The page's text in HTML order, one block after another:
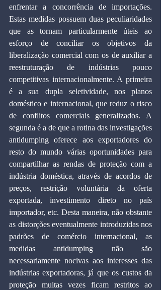
enfrentar a concorrência de importações.
Estas medidas possuem duas peculiaridades
que as tornam particularmente úteis ao
esforço de conciliar os objetivos da
liberalização comercial com os de auxiliar a
reestruturação de indústrias pouco
competitivas internacionalmente. A primeira
é a sua dupla seletividade, nos planos
doméstico e internacional, que reduz o risco
de conflitos comerciais generalizados. A
segunda é a de que a rotina das investigações
antidumping oferece aos exportadores do
resto do mundo várias oportunidades para
compartilhar as rendas de proteção com a
indústria doméstica, através de acordos de
preços, restrição voluntária da oferta
exportada, investimento direto no país
importador, etc. Desta maneira, não obstante
as distorções eventualmente introduzidas nos
padrões de comércio internacional, as
medidas antidumping não são
necessariamente nocivas aos interesses das
indústrias exportadoras, já que os custos da
proteção muitas vezes ficam restritos ao